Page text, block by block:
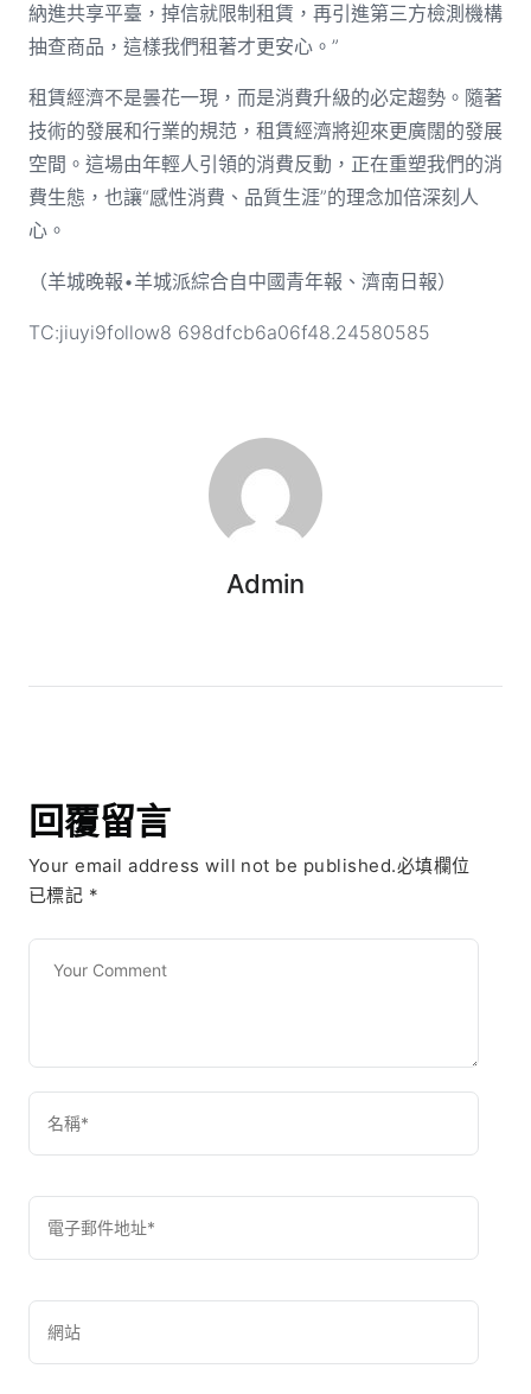
納進共享平臺，掉信就限制租賃，再引進第三方檢測機構
抽查商品，這樣我們租著才更安心。”
租賃經濟不是曇花一現，而是消費升級的必定趨勢。隨著
技術的發展和行業的規范，租賃經濟將迎來更廣闊的發展
空間。這場由年輕人引領的消費反動，正在重塑我們的消
費生態，也讓“感性消費、品質生涯”的理念加倍深刻人
心。
（羊城晚報•羊城派綜合自中國青年報、濟南日報）
TC:jiuyi9follow8 698dfcb6a06f48.24580585
Admin
回覆留言
Your email address will not be published.必填欄位
已標記 *